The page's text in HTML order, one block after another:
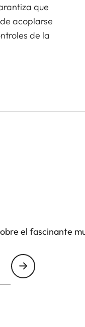
que
acoplarse
de la
el fascinante